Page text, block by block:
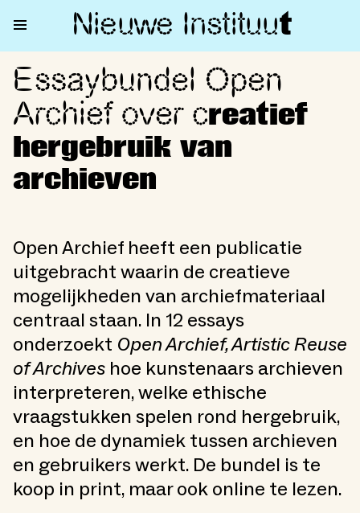
Nieuwe Instituut
Essaybundel Open Archief
Essaybundel Open
Archief over creatief
hergebruik van
archieven
Open Archief heeft een publicatie
uitgebracht waarin de creatieve
mogelijkheden van archiefmateriaal
centraal staan. In 12 essays
onderzoekt Open Archief, Artistic Reuse
of Archives hoe kunstenaars archieven
interpreteren, welke ethische
vraagstukken spelen rond hergebruik,
en hoe de dynamiek tussen archieven
en gebruikers werkt. De bundel is te
koop in print, maar ook online te lezen.